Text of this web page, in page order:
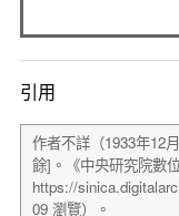
引用